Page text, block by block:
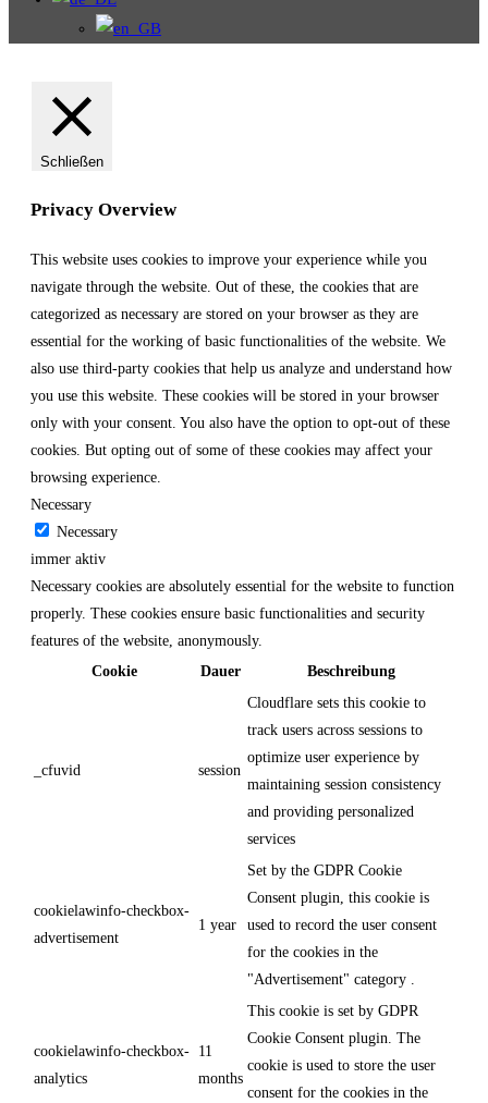
Schließen
Privacy Overview
This website uses cookies to improve your experience while you
navigate through the website. Out of these, the cookies that are
categorized as necessary are stored on your browser as they are
essential for the working of basic functionalities of the website. We
also use third-party cookies that help us analyze and understand how
you use this website. These cookies will be stored in your browser
only with your consent. You also have the option to opt-out of these
cookies. But opting out of some of these cookies may affect your
browsing experience.
Necessary
Necessary
immer aktiv
Necessary cookies are absolutely essential for the website to function
properly. These cookies ensure basic functionalities and security
features of the website, anonymously.
Cookie
Dauer Beschreibung
_cfuvid session
Cloudflare sets this cookie to
track users across sessions to
optimize user experience by
maintaining session consistency
and providing personalized
services
cookielawinfo-checkbox-
advertisement
1 year
Set by the GDPR Cookie
Consent plugin, this cookie is
used to record the user consent
for the cookies in the
"Advertisement" category .
cookielawinfo-checkbox-
analytics
11
months
This cookie is set by GDPR
Cookie Consent plugin. The
cookie is used to store the user
consent for the cookies in the